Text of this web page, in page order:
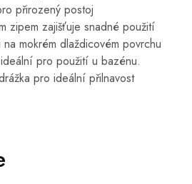
přirozený postoj
zipem zajišťuje snadné použití
mokrém dlaždicovém povrchu
pro použití u bazénu.
pro ideální přilnavost